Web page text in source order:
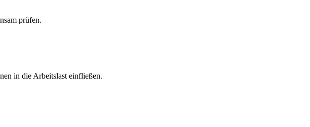
prüfen.
in die Arbeitslast einfließen.